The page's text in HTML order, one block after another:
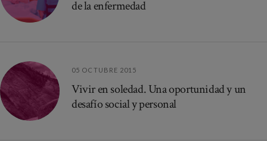
de la enfermedad
05 OCTUBRE 2015
Vivir en soledad. Una oportunidad y un
desafío social y personal